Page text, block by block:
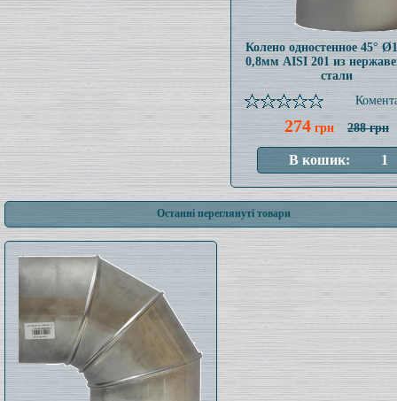
Колено одностенное 45°
0,8мм AISI 201 из
стали
274 грн 288 грн
Останні переглянуті товари